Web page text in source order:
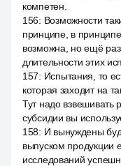
компетен.
156: Возможности
принципе, в
возможна, но ещё
длительности этих
157: Испытания, то
которая заходит на
Тут надо взвешивать
субсидии вы
158: И вынуждены
выпуском продукции
исследований